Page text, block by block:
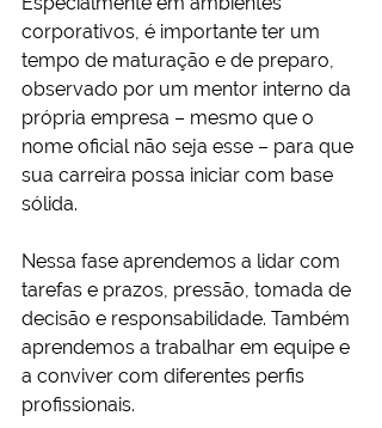
corporativos, é importante ter um
tempo de maturação e de preparo,
observado por um mentor interno da
própria empresa – mesmo que o
nome oficial não seja esse – para que
sua carreira possa iniciar com base
sólida.
Nessa fase aprendemos a lidar com
tarefas e prazos, pressão, tomada de
decisão e responsabilidade. Também
aprendemos a trabalhar em equipe e
a conviver com diferentes perfis
profissionais.